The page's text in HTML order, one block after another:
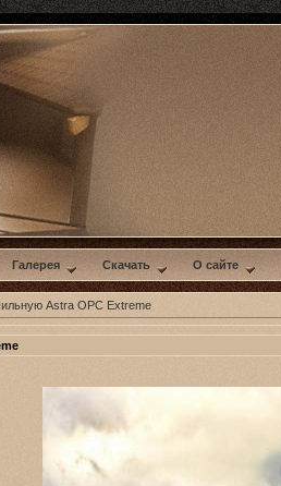
Галерея Скачать О сайте
Astra OPC Extreme